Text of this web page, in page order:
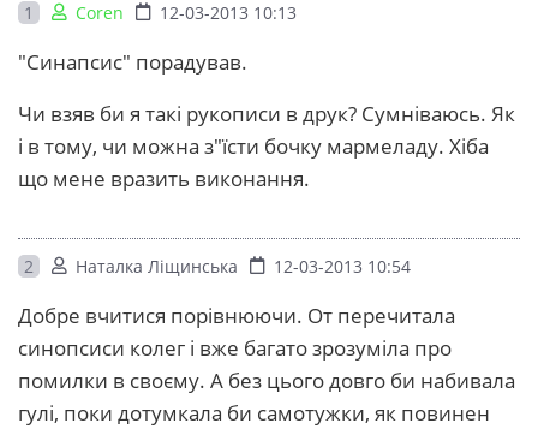
1 Coren 12-03-2013 10:13
"Синапсис" порадував.
Чи взяв би я такі рукописи в друк? Сумніваюсь. Як
і в тому, чи можна з"їсти бочку мармеладу. Хіба
що мене вразить виконання.
2 Наталка Ліщинська 12-03-2013 10:54
Добре вчитися порівнюючи. От перечитала
синопсиси колег і вже багато зрозуміла про
помилки в своєму. А без цього довго би набивала
гулі, поки дотумкала би самотужки, як повинен